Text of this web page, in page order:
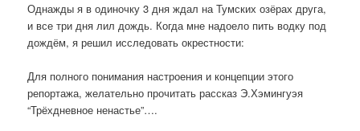
Однажды я в одиночку 3 дня ждал на Тумских озёрах друга,
и все три дня лил дождь. Когда мне надоело пить водку под
дождём, я решил исследовать окрестности:
Для полного понимания настроения и концепции этого
репортажа, желательно прочитать рассказ Э.Хэмингуэя
“Трёхдневное ненастье”….